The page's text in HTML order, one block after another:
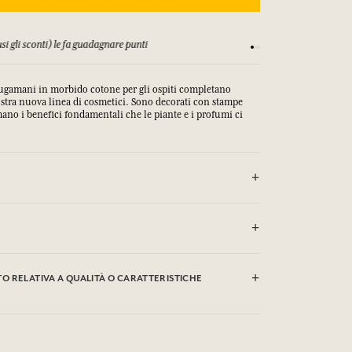
gli sconti) le fa guadagnare punti
in morbido cotone per gli ospiti completano
nuova linea di cosmetici. Sono decorati con stampe
i benefici fondamentali che le piante e i profumi ci
RELATIVA A QUALITÀ O CARATTERISTICHE